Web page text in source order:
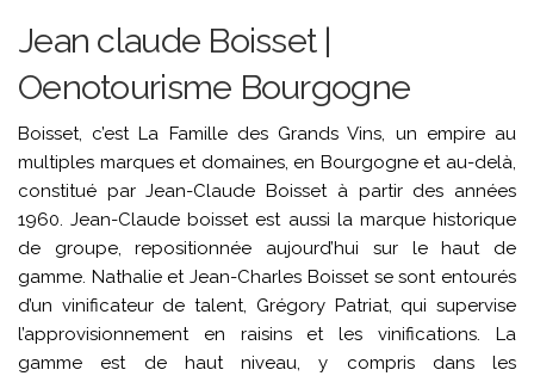
Jean claude Boisset |
Oenotourisme Bourgogne
Boisset, c’est La Famille des Grands Vins, un empire au
multiples marques et domaines, en Bourgogne et au-delà,
constitué par Jean-Claude Boisset à partir des années
1960. Jean-Claude boisset est aussi la marque historique
de groupe, repositionnée aujourd’hui sur le haut de
gamme. Nathalie et Jean-Charles Boisset se sont entourés
d’un vinificateur de talent, Grégory Patriat, qui supervise
l’approvisionnement en raisins et les vinifications. La
gamme est de haut niveau, y compris dans les